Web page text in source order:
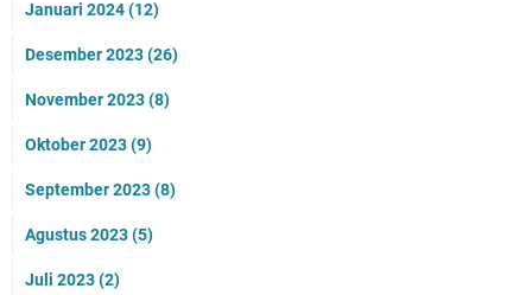
Januari 2024(12)
Desember 2023(26)
November 2023(8)
Oktober 2023(9)
September 2023(8)
Agustus 2023(5)
Juli 2023(2)